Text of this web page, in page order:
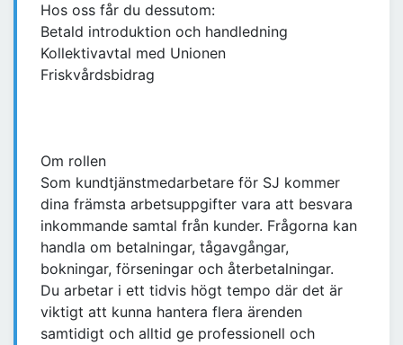
Hos oss får du dessutom:
Betald introduktion och handledning
Kollektivavtal med Unionen
Friskvårdsbidrag
Om rollen
Som kundtjänstmedarbetare för SJ kommer
dina främsta arbetsuppgifter vara att besvara
inkommande samtal från kunder. Frågorna kan
handla om betalningar, tågavgångar,
bokningar, förseningar och återbetalningar.
Du arbetar i ett tidvis högt tempo där det är
viktigt att kunna hantera flera ärenden
samtidigt och alltid ge professionell och